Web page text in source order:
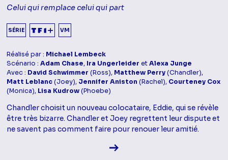
Celui qui remplace celui qui part
SÉRIE VM
Réalisé par : Michael Lembeck
Scénario :Adam Chase, Ira Ungerleider etAlexa Junge
Avec : David Schwimmer (Ross), Matthew Perry(Chandler),
Matt Leblanc(Joey), Jennifer Aniston (Rachel), Courteney Cox
(Monica), Lisa Kudrow(Phoebe)
Chandler choisit un nouveau colocataire, Eddie, qui se révèle
être très bizarre. Chandler et Joey regrettent leur dispute et
ne savent pas comment faire pour renouer leur amitié.
Voir la fiche diffusion